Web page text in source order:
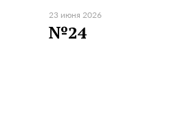
23 июня 2026
№24